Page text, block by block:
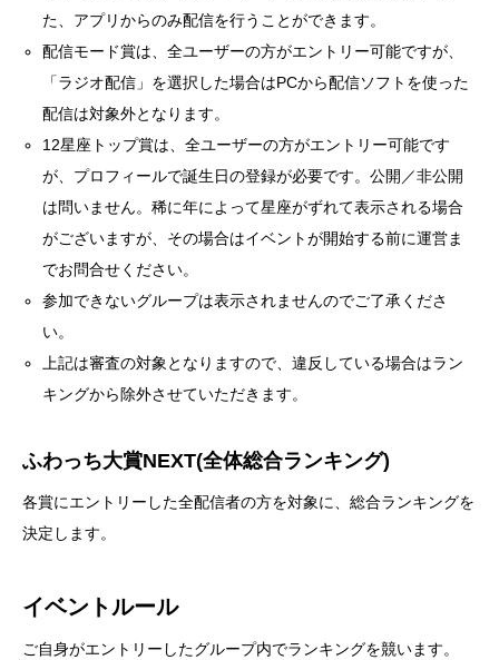
た、アプリからのみ配信を行うことができます。
配信モード賞は、全ユーザーの方がエントリー可能ですが、
「ラジオ配信」を選択した場合はPCから配信ソフトを使った
配信は対象外となります。
12星座トップ賞は、全ユーザーの方がエントリー可能です
が、プロフィールで誕生日の登録が必要です。公開／非公開
は問いません。稀に年によって星座がずれて表示される場合
がございますが、その場合はイベントが開始する前に運営ま
でお問合せください。
参加できないグループは表示されませんのでご了承くださ
い。
上記は審査の対象となりますので、違反している場合はラン
キングから除外させていただきます。
ふわっち大賞NEXT(全体総合ランキング)
各賞にエントリーした全配信者の方を対象に、総合ランキングを
決定します。
イベントルール
ご自身がエントリーしたグループ内でランキングを競います。